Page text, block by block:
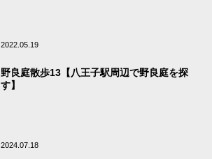
2022.05.19
野良庭散歩13【八王子駅周辺で野良庭を探
す】
2024.07.18